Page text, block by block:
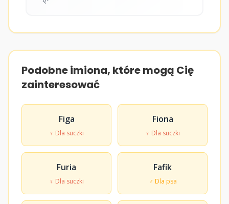
Podobne imiona, które mogą Cię
zainteresować
Figa
♀ Dla suczki
Fiona
♀ Dla suczki
Furia
♀ Dla suczki
Fafik
♂ Dla psa